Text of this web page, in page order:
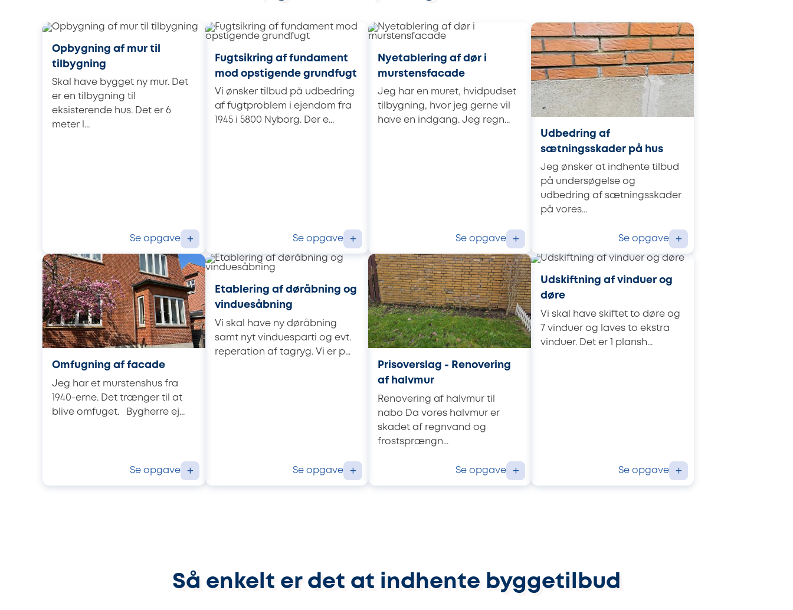
Opbygning af mur til
tilbygning
Skal have bygget ny mur. Det
er en tilbygning til
eksisterende hus. Det er 6
meter l...
Se opgave +
Fugtsikring af fundament
mod opstigende grundfugt
Vi ønsker tilbud på udbedring
af fugtproblem i ejendom fra
1945 i 5800 Nyborg. Der e...
Se opgave +
Nyetablering af dør i
murstensfacade
Jeg har en muret, hvidpudset
tilbygning, hvor jeg gerne vil
have en indgang. Jeg regn...
Se opgave +
Udbedring af
sætningsskader på hus
Jeg ønsker at indhente tilbud
på undersøgelse og
udbedring af sætningsskader
på vores...
Se opgave +
Omfugning af facade
Jeg har et murstenshus fra
1940-erne. Det trænger til at
blive omfuget. Bygherre ej...
Se opgave +
Etablering af døråbning og
vinduesåbning
Vi skal have ny døråbning
samt nyt vinduesparti og evt.
reperation af tagryg. Vi er p...
Se opgave +
Prisoverslag - Renovering
af halvmur
Renovering af halvmur til
nabo Da vores halvmur er
skadet af regnvand og
frostsprængn...
Se opgave +
Udskiftning af vinduer og
døre
Vi skal have skiftet to døre og
7 vinduer og laves to ekstra
vinduer. Det er 1 plansh...
Se opgave +
Så enkelt er det at indhente byggetilbud